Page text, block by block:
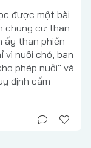
được một bài
chung cư than
ấy than phiền
vì nuôi chó, ban
phép nuôi" và
định cấm